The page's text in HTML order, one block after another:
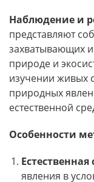
Наблюдение и
представляют
захватывающих
природе и
изучении живых
природных
естественной
Особенности
Естественная
явления в